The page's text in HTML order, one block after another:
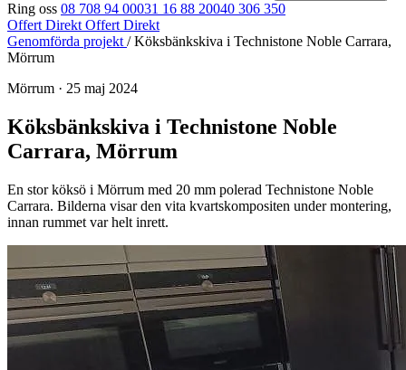
Ring oss 08 708 94 00031 16 88 20040 306 350
Offert Direkt Offert Direkt
Genomförda projekt / Köksbänkskiva i Technistone Noble Carrara,
Mörrum
Mörrum · 25 maj 2024
Köksbänkskiva i Technistone Noble
Carrara, Mörrum
En stor köksö i Mörrum med 20 mm polerad Technistone Noble
Carrara. Bilderna visar den vita kvartskompositen under montering,
innan rummet var helt inrett.